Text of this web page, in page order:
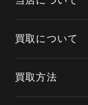
買取について
買取方法